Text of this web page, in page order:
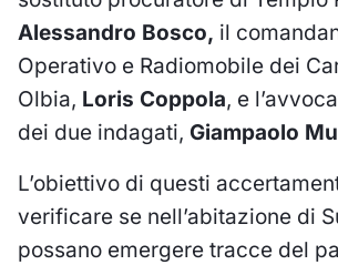
Alessandro Bosco, il
Operativo e Radiomobile dei
Olbia, Loris Coppola, e
dei due indagati, Giampaolo
L’obiettivo di questi
verificare se nell’abitazione di
possano emergere tracce del